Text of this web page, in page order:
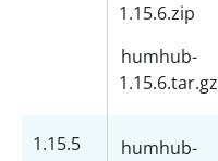
1.15.6.zip
humhub-
1.15.6.tar.gz
1.15.5
humhub-